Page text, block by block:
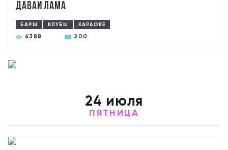
Давай лама
БАРЫ КЛУБЫ КАРАОКЕ
6388 200
24 июля
ПЯТНИЦА